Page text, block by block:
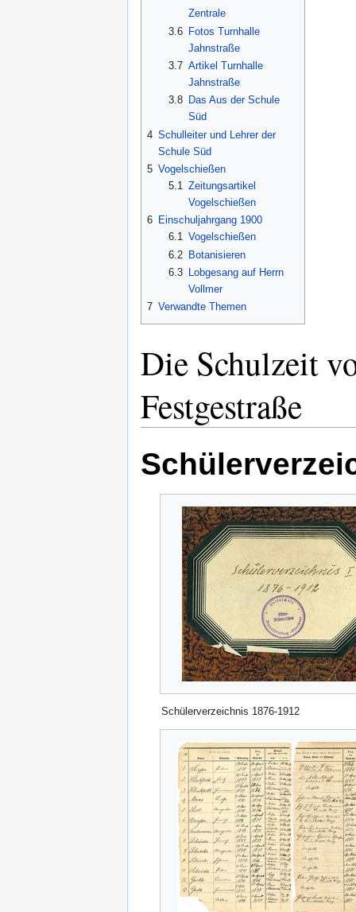
Zentrale
3.6 Fotos Turnhalle
Jahnstraße
3.7 Artikel Turnhalle
Jahnstraße
3.8
Das Aus der Schule
Süd
4 Schulleiter und Lehrer der
Schule Süd
5 Vogelschießen
5.1 Zeitungsartikel
Vogelschießen
6 Einschuljahrgang 1900
6.1 Vogelschießen
6.2 Botanisieren
6.3
Lobgesang auf Herrn
Vollmer
7 Verwandte Themen
Die Schulzeit
Festgestraße
Schülerverzeichnis 1876-1912